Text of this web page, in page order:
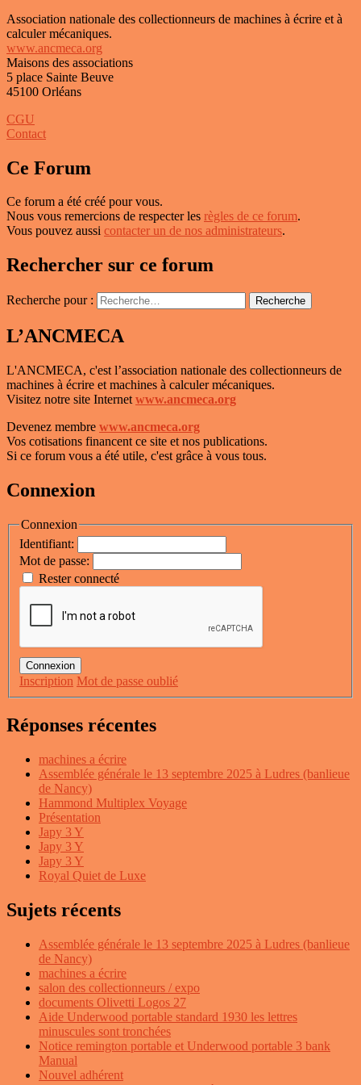
Association nationale des collectionneurs de machines à écrire et à
calculer mécaniques.
www.ancmeca.org
Maisons des associations
5 place Sainte Beuve
45100 Orléans
CGU
Contact
Ce Forum
Ce forum a été créé pour vous.
Nous vous remercions de respecter les règles de ce forum.
Vous pouvez aussi contacter un de nos administrateurs.
Rechercher sur ce forum
Recherche pour : Recherche
L’ANCMECA
L'ANCMECA, c'est l’association nationale des collectionneurs de
machines à écrire et machines à calculer mécaniques.
Visitez notre site Internet www.ancmeca.org
Devenez membre www.ancmeca.org
Vos cotisations financent ce site et nos publications.
Si ce forum vous a été utile, c'est grâce à vous tous.
Connexion
Connexion
Identifiant:
Mot de passe:
Rester connecté
Connexion
Inscription Mot de passe oublié
Réponses récentes
machines a écrire
Assemblée générale le 13 septembre 2025 à Ludres (banlieue
de Nancy)
Hammond Multiplex Voyage
Présentation
Japy 3 Y
Japy 3 Y
Japy 3 Y
Royal Quiet de Luxe
Sujets récents
Assemblée générale le 13 septembre 2025 à Ludres (banlieue
de Nancy)
machines a écrire
salon des collectionneurs / expo
documents Olivetti Logos 27
Aide Underwood portable standard 1930 les lettres
minuscules sont tronchées
Notice remington portable et Underwood portable 3 bank
Manual
Nouvel adhérent